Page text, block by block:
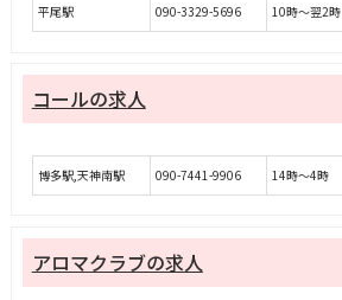
平尾駅 090-3329-5696 10時～翌2時
コールの求人
博多駅,天神南駅 090-7441-9906 14時～4時
アロマクラブの求人